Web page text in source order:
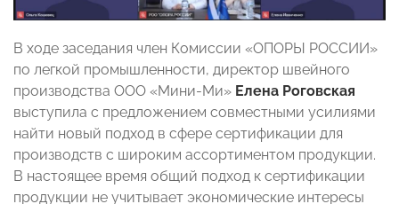
В ходе заседания член Комиссии «ОПОРЫ РОССИИ»
по легкой промышленности, директор швейного
производства ООО «Мини-Ми» Елена Роговская
выступила с предложением совместными усилиями
найти новый подход в сфере сертификации для
производств с широким ассортиментом продукции.
В настоящее время общий подход к сертификации
продукции не учитывает экономические интересы